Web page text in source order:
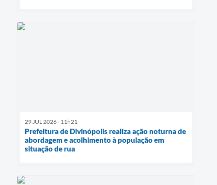
29 JUL 2026 - 11h21
Prefeitura de Divinópolis realiza ação noturna de
abordagem e acolhimento à população em
situação de rua